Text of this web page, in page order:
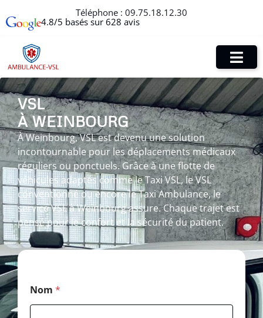
Téléphone : 09.75.18.12.30
4.8/5 basés sur 628 avis
VSL
À WEINBOURG
À Weinbourg, VSL est devenu une solution
incontournable pour les déplacements médicaux
réguliers ou ponctuels. Grâce à une flotte de
véhicules adaptés comme le Taxi VSL, le VSL
conventionné ou encore le Taxi Ambulance, le
service VSL à Weinbourg assure. Chaque trajet est
pensé pour le confort et la sécurité du patient.
Nom *
*
M